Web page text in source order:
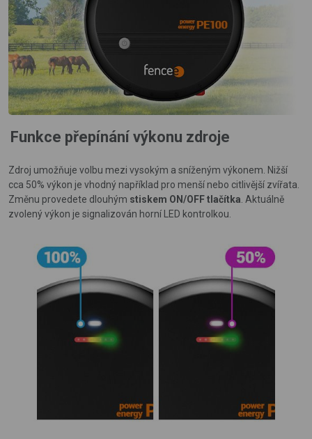
Funkce přepínání výkonu zdroje
Zdroj umožňuje volbu mezi vysokým a sníženým výkonem. Nižší
cca 50% výkon je vhodný například pro menší nebo citlivější zvířata.
Změnu provedete dlouhým stiskem ON/OFF tlačítka . Aktuálně
zvolený výkon je signalizován horní LED kontrolkou.